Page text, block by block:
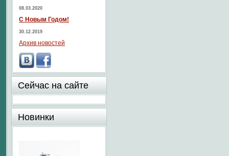
08.03.2020
С Новым Годом!
30.12.2019
Архив новостей
Сейчас на сайте
Новинки